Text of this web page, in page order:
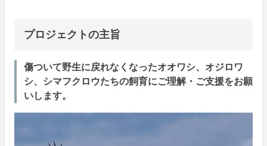
プロジェクトの主旨
傷ついて野生に戻れなくなったオオワシ、オジロワ
シ、シマフクロウたちの飼育にご理解・ご支援をお願
いします。